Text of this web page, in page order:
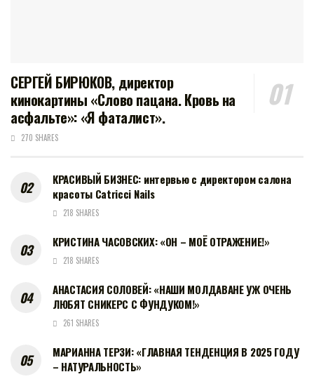
СЕРГЕЙ БИРЮКОВ, директор
кинокартины «Слово пацана. Кровь на
асфальте»: «Я фаталист».
270 SHARES
КРАСИВЫЙ БИЗНЕС: интервью с директором салона
красоты Catricci Nails
218 SHARES
КРИСТИНА ЧАСОВСКИХ: «ОН – МОЁ ОТРАЖЕНИЕ!»
218 SHARES
АНАСТАСИЯ СОЛОВЕЙ: «НАШИ МОЛДАВАНЕ УЖ ОЧЕНЬ
ЛЮБЯТ СНИКЕРС С ФУНДУКОМ!»
261 SHARES
МАРИАННА ТЕРЗИ: «ГЛАВНАЯ ТЕНДЕНЦИЯ В 2025 ГОДУ
– НАТУРАЛЬНОСТЬ»